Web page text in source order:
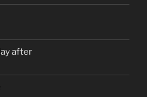
after